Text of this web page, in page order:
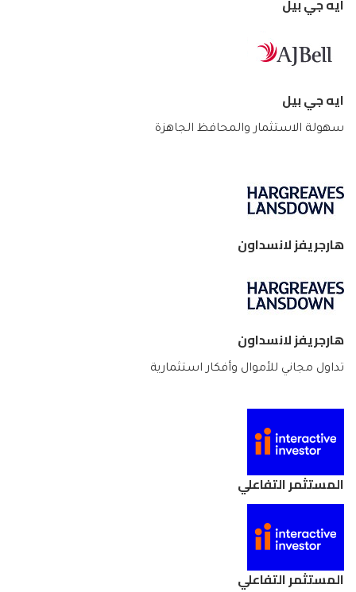
ايه جي بيل
ايه جي بيل
سهولة الاستثمار والمحافظ الجاهزة
هارجريفز لانسداون
هارجريفز لانسداون
تداول مجاني للأموال وأفكار استثمارية
المستثمر التفاعلي
المستثمر التفاعلي